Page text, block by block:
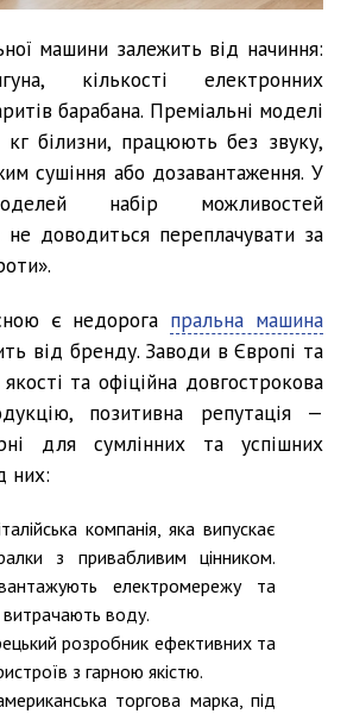
машини залежить від начиння:
кількості електронних
барабана. Преміальні моделі
білизни, працюють без звуку,
сушіння або дозавантаження. У
набір можливостей
не доводиться переплачувати за
є недорога пральна машина
від бренду. Заводи в Європі та
якості та офіційна довгострокова
позитивна репутація —
для сумлінних та успішних
них:
компанія, яка випускає
з привабливим цінником.
електромережу та
воду.
розробник ефективних та
з гарною якістю.
торгова марка, під